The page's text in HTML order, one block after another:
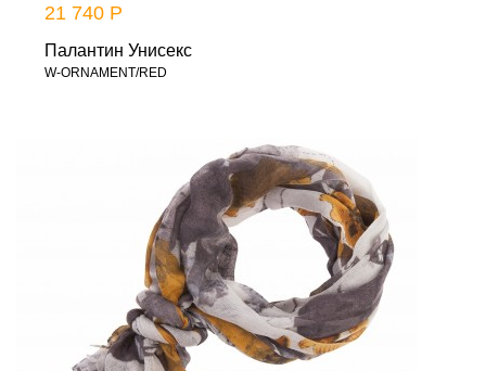
21 740 Р
Палантин Унисекс
W-ORNAMENT/RED